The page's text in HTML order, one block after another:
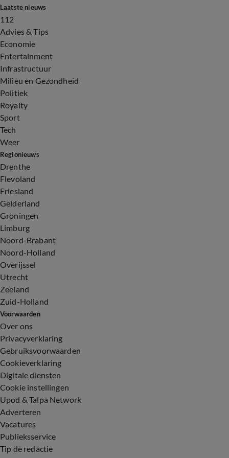
Laatste nieuws
112
Advies & Tips
Economie
Entertainment
Infrastructuur
Milieu en Gezondheid
Politiek
Royalty
Sport
Tech
Weer
Regionieuws
Drenthe
Flevoland
Friesland
Gelderland
Groningen
Limburg
Noord-Brabant
Noord-Holland
Overijssel
Utrecht
Zeeland
Zuid-Holland
Voorwaarden
Over ons
Privacyverklaring
Gebruiksvoorwaarden
Cookieverklaring
Digitale diensten
Cookie instellingen
Upod & Talpa Network
Adverteren
Vacatures
Publieksservice
Tip de redactie